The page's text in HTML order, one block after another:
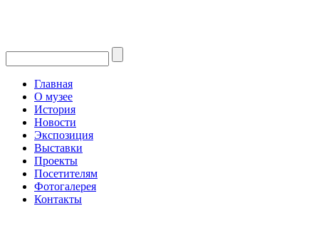
Главная
О музее
История
Новости
Экспозиция
Выставки
Проекты
Посетителям
Фотогалерея
Контакты